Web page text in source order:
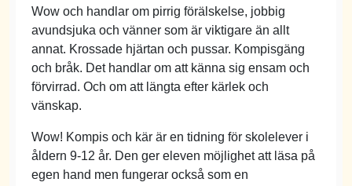
Wow och handlar om pirrig förälskelse, jobbig
avundsjuka och vänner som är viktigare än allt
annat. Krossade hjärtan och pussar. Kompisgäng
och bråk. Det handlar om att känna sig ensam och
förvirrad. Och om att längta efter kärlek och
vänskap.
Wow! Kompis och kär är en tidning för skolelever i
åldern 9-12 år. Den ger eleven möjlighet att läsa på
egen hand men fungerar också som en